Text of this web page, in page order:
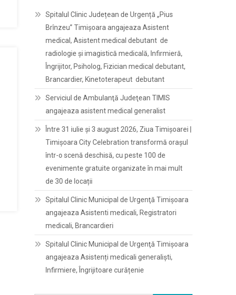
Spitalul Clinic Județean de Urgență „Pius
Brînzeu” Timișoara angajeaza Asistent
medical, Asistent medical debutant de
radiologie și imagistică medicală, Infirmieră,
Îngrijitor, Psiholog, Fizician medical debutant,
Brancardier, Kinetoterapeut debutant
Serviciul de Ambulanţă Judeţean TIMIS
angajeaza asistent medical generalist
Între 31 iulie și 3 august 2026, Ziua Timișoarei |
Timișoara City Celebration transformă orașul
într-o scenă deschisă, cu peste 100 de
evenimente gratuite organizate în mai mult
de 30 de locații
Spitalul Clinic Municipal de Urgenţă Timişoara
angajeaza Asistenti medicali, Registratori
medicali, Brancardieri
Spitalul Clinic Municipal de Urgenţă Timişoara
angajeaza Asistenți medicali generaliști,
Infirmiere, Îngrijitoare curățenie